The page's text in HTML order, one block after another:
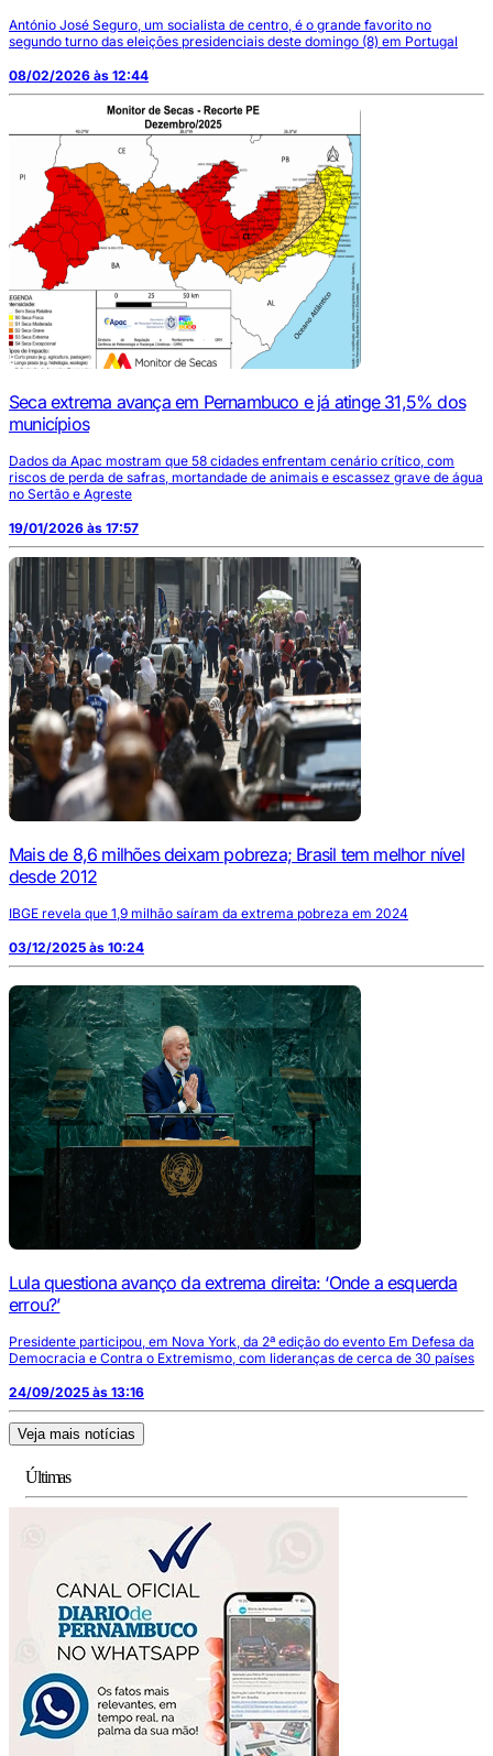
António José Seguro, um socialista de centro, é o grande favorito no
segundo turno das eleições presidenciais deste domingo (8) em Portugal
08/02/2026 às 12:44
Seca extrema avança em Pernambuco e já atinge 31,5% dos
municípios
Dados da Apac mostram que 58 cidades enfrentam cenário crítico, com
riscos de perda de safras, mortandade de animais e escassez grave de água
no Sertão e Agreste
19/01/2026 às 17:57
Mais de 8,6 milhões deixam pobreza; Brasil tem melhor nível
desde 2012
IBGE revela que 1,9 milhão saíram da extrema pobreza em 2024
03/12/2025 às 10:24
Lula questiona avanço da extrema direita: ‘Onde a esquerda
errou?’
Presidente participou, em Nova York, da 2ª edição do evento Em Defesa da
Democracia e Contra o Extremismo, com lideranças de cerca de 30 países
24/09/2025 às 13:16
Veja mais notícias
Últimas